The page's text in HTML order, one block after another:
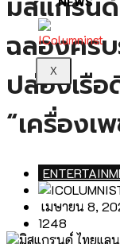
X
ฉลองคร
ปล่องเรื
“เครื่องเ
เมษายน 8,
1248